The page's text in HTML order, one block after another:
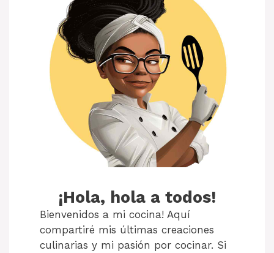
¡Hola, hola a todos!
Bienvenidos a mi cocina! Aquí
compartiré mis últimas creaciones
culinarias y mi pasión por cocinar. Si